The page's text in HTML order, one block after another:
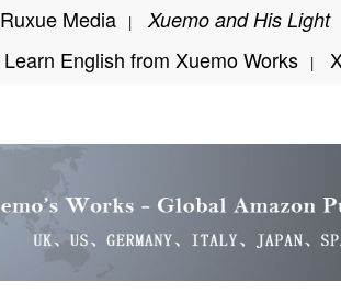
Ruxue Media | Xuemo and His Light
Learn English from Xuemo Works |